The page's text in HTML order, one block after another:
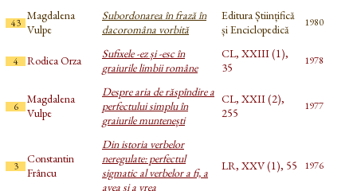
43
Magdalena
Vulpe
Subordonarea în frază în
dacoromâna vorbită
Editura Științifică
și Enciclopedică
1980
4 Rodica Orza
Sufixele -ez și -esc în
graiurile limbii române
CL, XXIII (1),
35
1978
6
Magdalena
Vulpe
Despre aria de răspîndire a
perfectului simplu în
graiurile muntenești
CL, XXII (2),
255
1977
3
Constantin
Frâncu
Din istoria verbelor
neregulate: perfectul
sigmatic al verbelor a fi, a
avea și a vrea
LR, XXV (1), 55 1976